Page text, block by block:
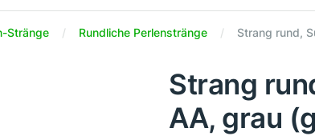
Stränge Rundliche Perlenstränge Strang rund,
Strang
AA, grau